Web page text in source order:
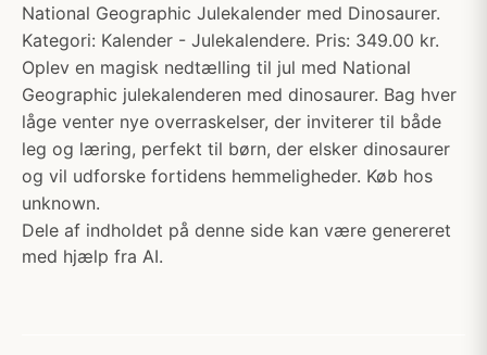
National Geographic Julekalender med Dinosaurer.
Kategori: Kalender - Julekalendere. Pris: 349.00 kr.
Oplev en magisk nedtælling til jul med National
Geographic julekalenderen med dinosaurer. Bag hver
låge venter nye overraskelser, der inviterer til både
leg og læring, perfekt til børn, der elsker dinosaurer
og vil udforske fortidens hemmeligheder. Køb hos
unknown.
Dele af indholdet på denne side kan være genereret
med hjælp fra AI.